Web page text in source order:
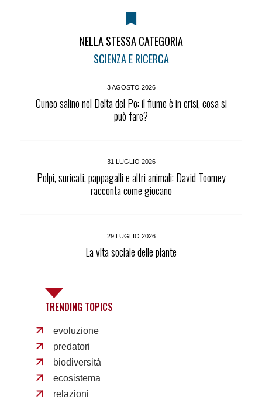
NELLA STESSA CATEGORIA
SCIENZA E RICERCA
3 AGOSTO 2026
Cuneo salino nel Delta del Po: il fiume è in crisi, cosa si
può fare?
31 LUGLIO 2026
Polpi, suricati, pappagalli e altri animali: David Toomey
racconta come giocano
29 LUGLIO 2026
La vita sociale delle piante
TRENDING TOPICS
evoluzione
predatori
biodiversità
ecosistema
relazioni